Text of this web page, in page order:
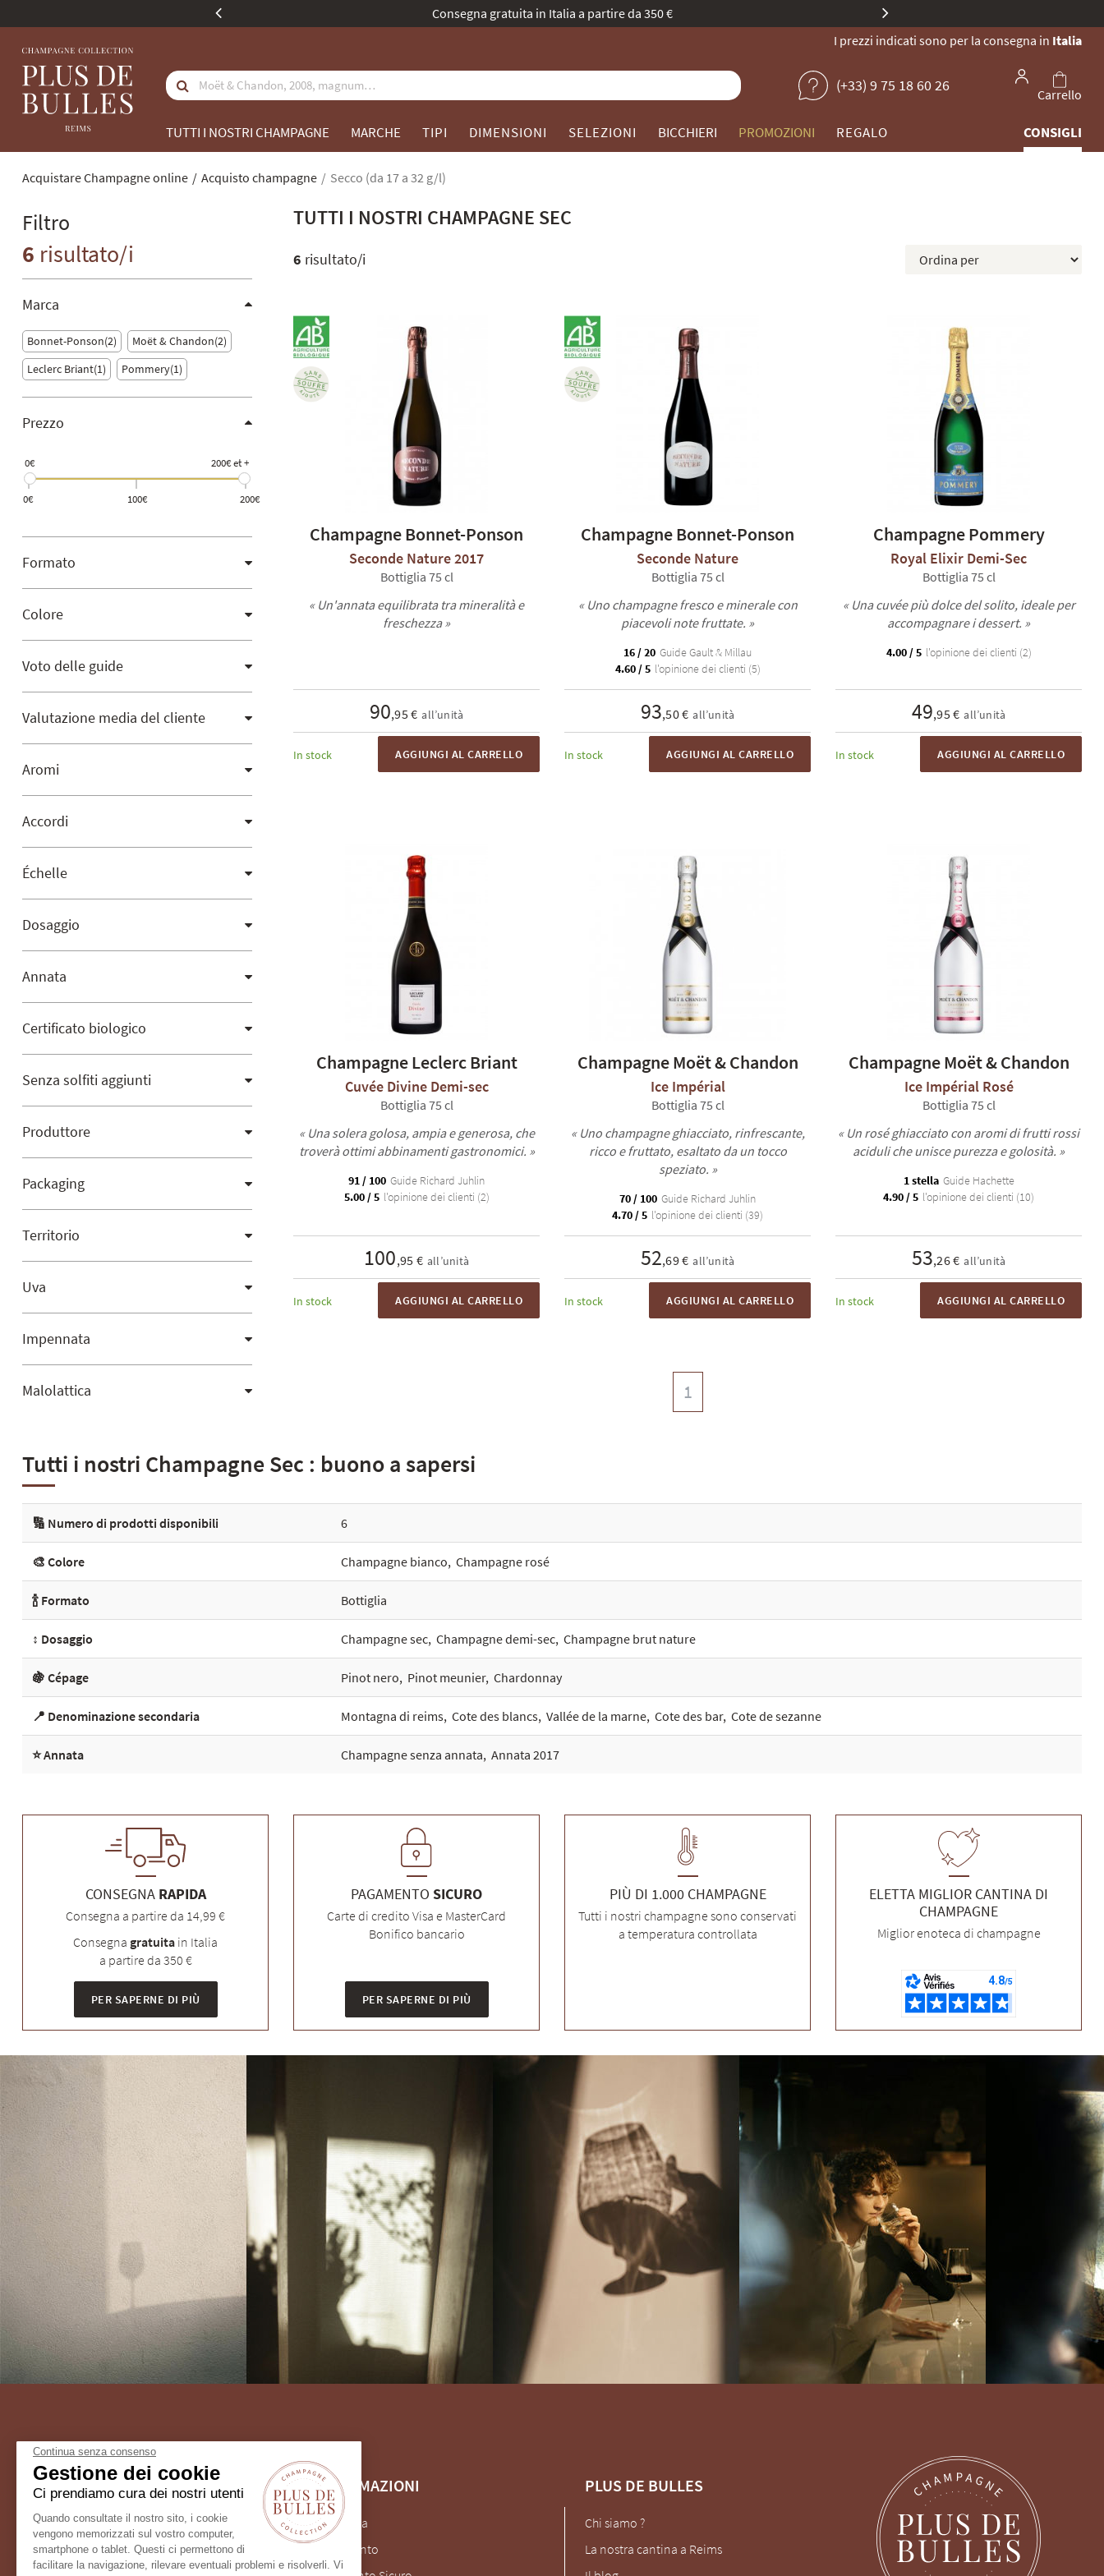
La nostra identità evolve: stessa passione, nuovo volto. Scoprite la nostra collezione di champagne unici.
I prezzi indicati sono per la consegna in Italia
(+33) 9 75 18 60 26
Carrello
TUTTI I NOSTRI CHAMPAGNE MARCHE TIPI DIMENSIONI SELEZIONI BICCHIERI PROMOZIONI REGALO CONSIGLI
Acquistare Champagne online Acquisto champagne Secco (da 17 a 32 g/l)
Filtro
6 risultato/i
Marca
Bonnet-Ponson 2 Moët & Chandon 2
Leclerc Briant 1 Pommery 1
Prezzo
0€ 200€ et +
0€ 100€ 200€
Formato
Colore
Voto delle guide
Valutazione media del cliente
Aromi
Accordi
Échelle
Dosaggio
Annata
Certificato biologico
Senza solfiti aggiunti
Produttore
Packaging
Territorio
Uva
Impennata
Malolattica
TUTTI I NOSTRI CHAMPAGNE SEC
6 risultato/i
Champagne Bonnet-Ponson
Seconde Nature 2017
Bottiglia 75 cl
« Un'annata equilibrata tra mineralità e
freschezza »
90,95 € all’unità
In stock AGGIUNGI AL CARRELLO
Champagne Bonnet-Ponson
Seconde Nature
Bottiglia 75 cl
« Uno champagne fresco e minerale con
piacevoli note fruttate. »
16 / 20 Guide Gault & Millau
4.60 / 5 l'opinione dei clienti (5)
93,50 € all’unità
In stock AGGIUNGI AL CARRELLO
Champagne Pommery
Royal Elixir Demi-Sec
Bottiglia 75 cl
« Una cuvée più dolce del solito, ideale per
accompagnare i dessert. »
4.00 / 5 l'opinione dei clienti (2)
49,95 € all’unità
In stock AGGIUNGI AL CARRELLO
Champagne Leclerc Briant
Cuvée Divine Demi-sec
Bottiglia 75 cl
« Una solera golosa, ampia e generosa, che
troverà ottimi abbinamenti gastronomici. »
91 / 100 Guide Richard Juhlin
5.00 / 5 l'opinione dei clienti (2)
100,95 € all’unità
In stock AGGIUNGI AL CARRELLO
Champagne Moët & Chandon
Ice Impérial
Bottiglia 75 cl
« Uno champagne ghiacciato, rinfrescante,
ricco e fruttato, esaltato da un tocco
speziato. »
70 / 100 Guide Richard Juhlin
4.70 / 5 l'opinione dei clienti (39)
52,69 € all’unità
In stock AGGIUNGI AL CARRELLO
Champagne Moët & Chandon
Ice Impérial Rosé
Bottiglia 75 cl
« Un rosé ghiacciato con aromi di frutti rossi
aciduli che unisce purezza e golosità. »
1 stella Guide Hachette
4.90 / 5 l'opinione dei clienti (10)
53,26 € all’unità
In stock AGGIUNGI AL CARRELLO
1
Tutti i nostri Champagne Sec : buono a sapersi
🔢 Numero di prodotti disponibili 6
🎨 Colore Champagne bianco, Champagne rosé
🍾 Formato Bottiglia
↕️ Dosaggio Champagne sec, Champagne demi-sec, Champagne brut nature
🍇 Cépage Pinot nero, Pinot meunier, Chardonnay
📍 Denominazione secondaria Montagna di reims, Cote des blancs, Vallée de la marne, Cote des bar, Cote de sezanne
⭐ Annata Champagne senza annata, Annata 2017
CONSEGNA RAPIDA
Consegna a partire da 14,99 €
Consegna gratuita in Italia
a partire da 350 €
PER SAPERNE DI PIÙ
PAGAMENTO SICURO
Carte di credito Visa e MasterCard
Bonifico bancario
PER SAPERNE DI PIÙ
PIÙ DI 1.000 CHAMPAGNE
Tutti i nostri champagne sono conservati
a temperatura controllata
ELETTA MIGLIOR CANTINA DI
CHAMPAGNE
Miglior enoteca di champagne
ASSISTENZA CLIENTI
(+33) 9 75 18 60 26
Dal lunedì al venerdì
INFORMAZIONI
Consegna
Il mio conto
PLUS DE BULLES
Chi siamo ?
La nostra cantina a Reims
Continua senza consenso
Gestione dei cookie
Ci prendiamo cura dei nostri utenti
Quando consultate il nostro sito, i cookie
vengono memorizzati sul vostro computer,
smartphone o tablet. Questi ci permettono di
facilitare la navigazione, rilevare eventuali problemi e risolverli. Vi
Vi aiuto a trovare lo champagne ideale
Benvenuti in Champagne. 🥂
Sono il vostro Sommelier Plus-de-Bulles. Dalle
Grandi Case ai rari Vignerons, ho selezionato il
meglio per voi, spedito direttamente da Reims.
Cercate un messaggio regalo personalizzato
per un dono speciale o un Dosaggio Zero per il
vostro aperitivo?